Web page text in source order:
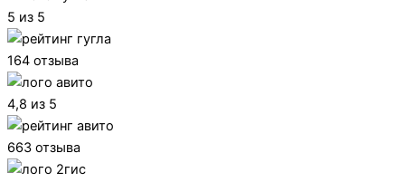
5 из 5
164 отзыва
4,8 из 5
663 отзыва